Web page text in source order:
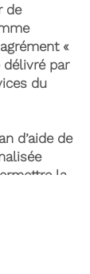
de
«
délivré par
du
d’aide de
la